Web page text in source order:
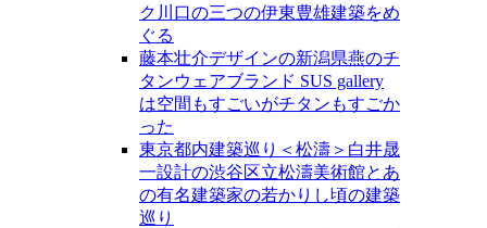
ク川口の三つの伊東豊雄建築をめ
ぐる
藤本壮介デザインの新潟県燕のチ
タンウェアブランド SUS gallery
は空間もすごいがチタンもすごか
った
東京都内建築巡り＜松濤＞白井晟
一設計の渋谷区立松濤美術館とあ
の有名建築家の若かりし頃の建築
巡り